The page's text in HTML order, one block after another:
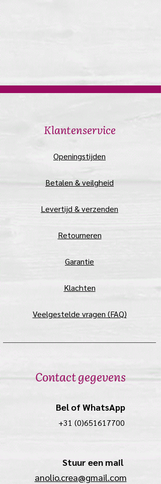
​Klantenservice
​Openingstijden
Betalen & veilgheid
Levertijd & verzenden
Retourneren
Garantie
Klachten
Veelgestelde vragen (FAQ)
Contact gegevens
Bel of WhatsApp
+31 (0)651617700
Stuur een mail
anolio.crea@gmail.com